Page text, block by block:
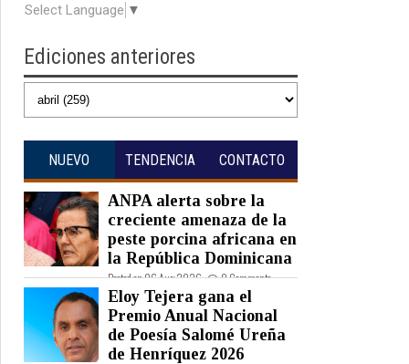
Select Language ▼
Ediciones anteriores
NUEVO TENDENCIA CONTACTO
ANPA alerta sobre la
creciente amenaza de la
peste porcina africana en
la República Dominicana
Posted on 06 Aug 2026 - 0 Comments
Eloy Tejera gana el
Premio Anual Nacional
de Poesía Salomé Ureña
de Henríquez 2026